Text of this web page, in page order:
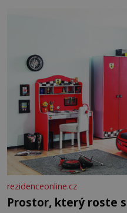
burácení skutečně
rezidenceonline.cz
Prostor, který roste